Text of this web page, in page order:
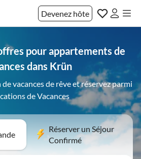
Devenez hôte
pour appartements de
dans Krün
vacances de rêve et réservez parmi
de Vacances
Réserver un Séjour
Confirmé